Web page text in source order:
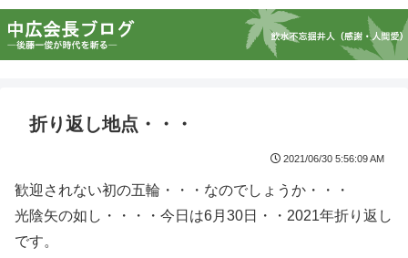
折り返し地点・・・
2021/06/30 5:56:09 AM
歓迎されない初の五輪・・・なのでしょうか・・・
光陰矢の如し・・・・今日は6月30日・・2021年折り返し
です。